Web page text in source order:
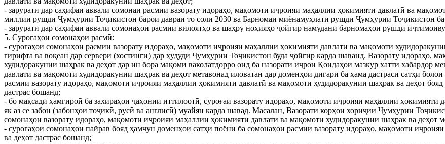
- зарурати дар саҳифаи аввали сомонаи расмии вазорату идораҳо, мақомоти иҷроияи маҳаллии ҳокимияти давлатӣ ва
миллии рушди Ҷумҳурии Тоҷикистон барои давраи то соли 2030 ва Барномаи миёнамуҳлати рушди Ҷумҳурии Тоҷикистон
- зарурати дар саҳифаи аввали сомонаҳои расмии вилоятҳо ва шаҳру ноҳияҳо ҷойгир намудани барномаҳои рушди
5. Суроғаҳои сомонаҳои расмӣ:
- суроғаҳои сомонаҳои расмии вазорату идораҳо, мақомоти иҷроияи маҳаллии ҳокимияти давлатӣ ва мақомоти
гирифта ва воқеан дар сервери (хостинги) дар ҳудуди Ҷумҳурии Тоҷикистон буда ҷойгир карда шаванд. Вазорату идораҳо,
худидоракунии шаҳрак ва деҳот дар ин бора мақоми ваколатдорро оид ба назорати иҷрои Қоидаҳои мазкур хаттӣ хабардор
давлатӣ ва мақомоти худидоракунии шаҳрак ва деҳот метавонад иловатан дар доменҳои дигари ба ҳама дастраси сатҳи
расмии вазорату идораҳо, мақомоти иҷроияи маҳаллии ҳокимияти давлатӣ ва мақомоти худидоракунии шаҳрак ва деҳот
дастрас бошанд;
- бо мақсади ҳамгироӣ ба захираҳои ҷаҳонии иттилоотӣ, суроғаи вазорату идораҳо, мақомоти иҷроияи маҳаллии ҳокимияти
як аз се забон (забонҳои тоҷикӣ, русӣ ва англисӣ) муайян карда шавад. Масалан, Вазорати корҳои хориҷии Ҷумҳурии
сомонаҳои вазорату идораҳо, мақомоти иҷроияи маҳаллии ҳокимияти давлатӣ ва мақомоти худидоракунии шаҳрак ва деҳот
- суроғаҳои сомонаҳои пайрав бояд ҳамчун доменҳои сатҳи поёнӣ ба сомонаҳои расмии вазорату идораҳо, мақомоти
ва деҳот дастрас бошанд;